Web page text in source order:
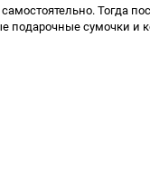
Тогда
подарочные сумочки